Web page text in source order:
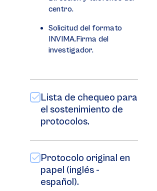
centro.
Solicitud del formato
INVIMA.Firma del
investigador.
Lista de chequeo para
el sostenimiento de
protocolos.
Protocolo original en
papel (inglés -
español).